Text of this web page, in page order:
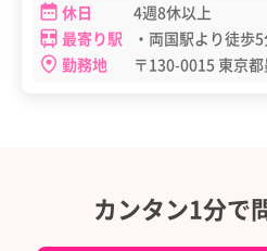
休日
4週8休以上
最寄り駅
・両国駅より徒歩
勤務地
〒130-0015 東京
カンタン1分で